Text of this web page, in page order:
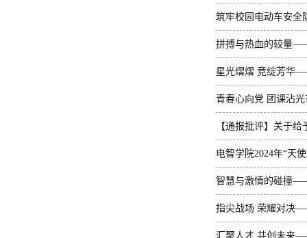
筑牢校园电动车安
责”主题...
拼搏与热血的较量
星光熠熠 竞绽芳华
青春心向党 团课沾
【通报批评】关于
评的决定
电智学院2024年“天
智慧与激情的碰撞
指尖战场 荣耀对决
汇聚人才 共创未来